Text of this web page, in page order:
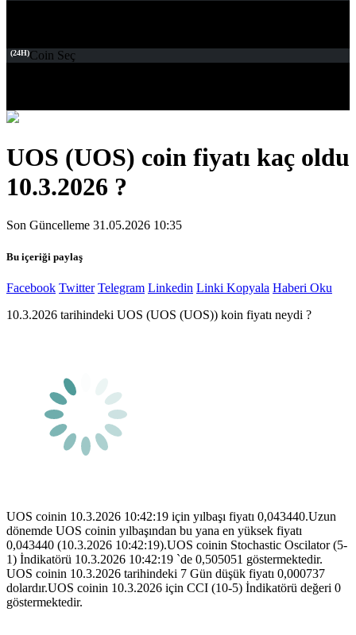
(24H)Coin Seç
UOS (UOS) coin fiyatı kaç oldu
10.3.2026 ?
Son Güncelleme 31.05.2026 10:35
Bu içeriği paylaş
Facebook Twitter Telegram Linkedin Linki Kopyala Haberi Oku
10.3.2026 tarihindeki UOS (UOS (UOS)) koin fiyatı neydi ?
UOS coinin 10.3.2026 10:42:19 için yılbaşı fiyatı 0,043440.Uzun
dönemde UOS coinin yılbaşından bu yana en yüksek fiyatı
0,043440 (10.3.2026 10:42:19).UOS coinin Stochastic Oscilator (5-
1) İndikatörü 10.3.2026 10:42:19 `de 0,505051 göstermektedir.
UOS coinin 10.3.2026 tarihindeki 7 Gün düşük fiyatı 0,000737
dolardır.UOS coinin 10.3.2026 için CCI (10-5) İndikatörü değeri 0
göstermektedir.